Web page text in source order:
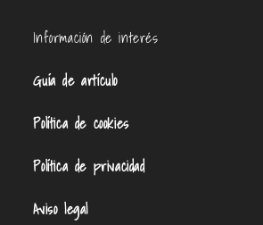
Información de interés
Guía de artículo
Política de cookies
Política de privacidad
Aviso legal